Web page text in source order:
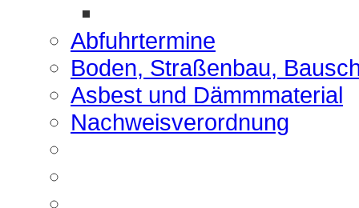
Abfuhrtermine
Boden, Straßenbau,
Asbest und Dämmmaterial
Nachweisverordnung